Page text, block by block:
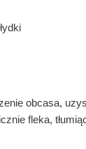
obcasa,
fleka,